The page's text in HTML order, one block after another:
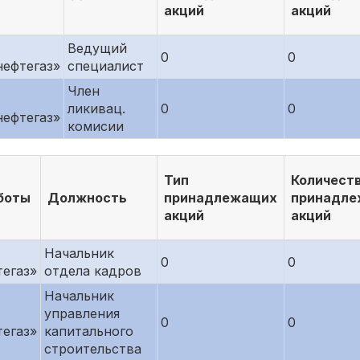
акций
акций
Ведущий
специалист
0 0
Член
ликивац.
комисии
0 0
Должность
Тип
принадлежащих
акций
акций
Начальник
отдела кадров
0 0
Начальник
управления
капитального
строительства
0 0